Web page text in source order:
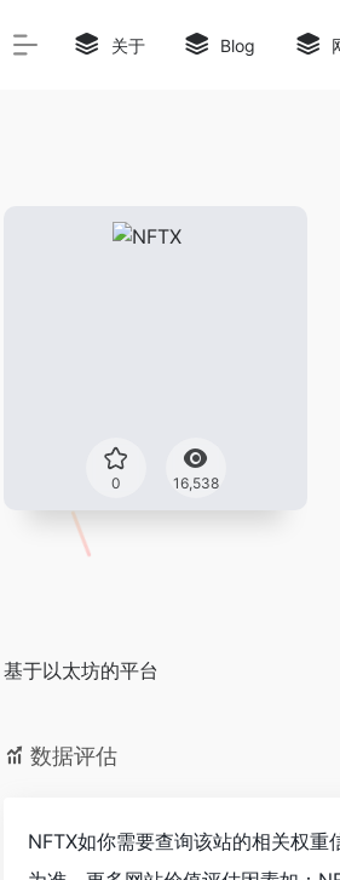
关于 Blog
0 16,538
基于以太坊的平台
数据评估
NFTX如你需要查询该站的相关权重